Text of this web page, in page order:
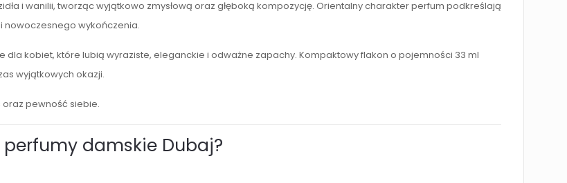
i wanilii, tworząc wyjątkowo zmysłową oraz głęboką kompozycję. Orientalny charakter perfum podkreślają
nowoczesnego wykończenia.
dla kobiet, które lubią wyraziste, eleganckie i odważne zapachy. Kompaktowy flakon o pojemności 33 ml
wyjątkowych okazji.
pewność siebie.
damskie Dubaj?